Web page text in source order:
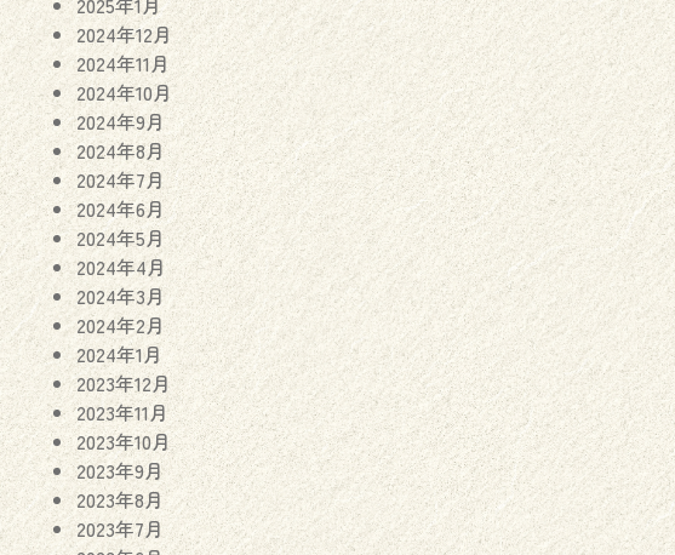
2024年12月
2024年11月
2024年10月
2024年9月
2024年8月
2024年7月
2024年6月
2024年5月
2024年4月
2024年3月
2024年2月
2024年1月
2023年12月
2023年11月
2023年10月
2023年9月
2023年8月
2023年7月